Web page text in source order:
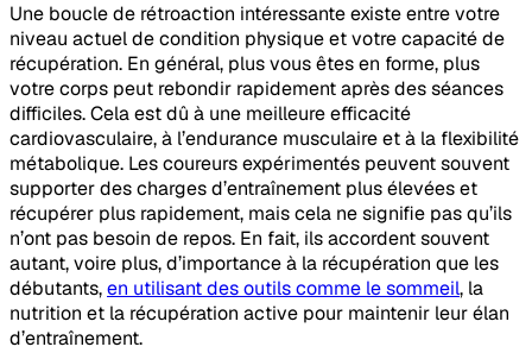
Une boucle de rétroaction intéressante existe entre votre
niveau actuel de condition physique et votre capacité de
récupération. En général, plus vous êtes en forme, plus
votre corps peut rebondir rapidement après des séances
difficiles. Cela est dû à une meilleure efficacité
cardiovasculaire, à l’endurance musculaire et à la flexibilité
métabolique. Les coureurs expérimentés peuvent souvent
supporter des charges d’entraînement plus élevées et
récupérer plus rapidement, mais cela ne signifie pas qu’ils
n’ont pas besoin de repos. En fait, ils accordent souvent
autant, voire plus, d’importance à la récupération que les
débutants,en utilisant des outils comme le sommeil, la
nutrition et la récupération active pour maintenir leur élan
d’entraînement.